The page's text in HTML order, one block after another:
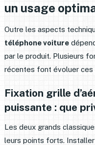
un usage
Outre les aspects
téléphone voiture
par le produit. Plusieurs
récentes font évoluer ces
Fixation grille
puissante : que
Les deux grands
leurs points forts.